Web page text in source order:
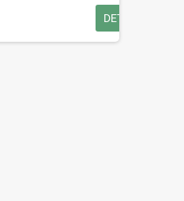
DETAILS